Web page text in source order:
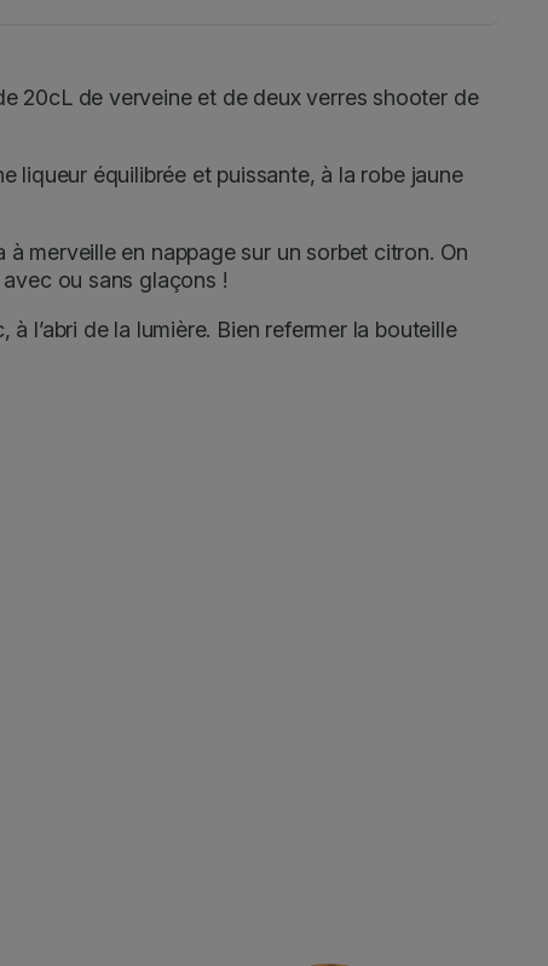
20cL de verveine et de deux verres shooter de
liqueur équilibrée et puissante, à la robe jaune
merveille en nappage sur un sorbet citron. On
ou sans glaçons !
l’abri de la lumière. Bien refermer la bouteille